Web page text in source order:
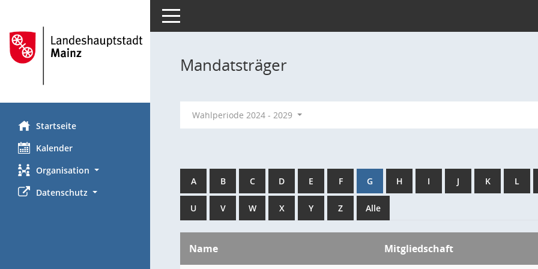
Startseite
Kalender
Organisation
Datenschutz
Toggle navigation
Mandatsträger
Wahlperiode 2024 - 2029
A B C D E F G H I J K L
U V W X Y Z Alle
Name Mitgliedschaft